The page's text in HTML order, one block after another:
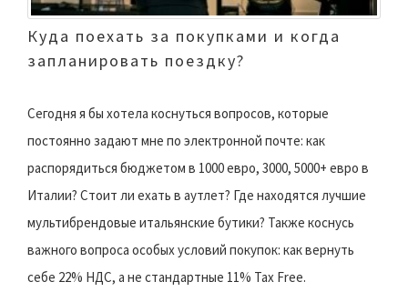
Куда поехать за покупками и когда
запланировать поездку?
Сегодня я бы хотела коснуться вопросов, которые
постоянно задают мне по электронной почте: как
распорядиться бюджетом в 1000 евро, 3000, 5000+ евро в
Италии? Стоит ли ехать в аутлет? Где находятся лучшие
мультибрендовые итальянские бутики? Также коснусь
важного вопроса особых условий покупок: как вернуть
себе 22% НДС, а не стандартные 11% Tax Free.